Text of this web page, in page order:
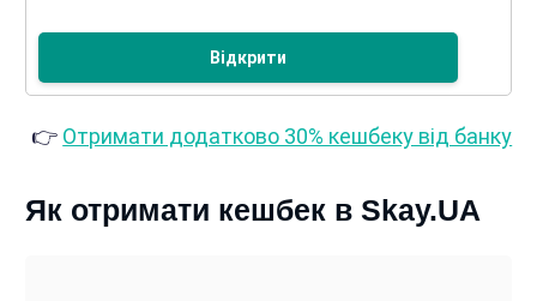
Відкрити
👉 Отримати додатково 30% кешбеку від банку
Як отримати кешбек в Skay.UA